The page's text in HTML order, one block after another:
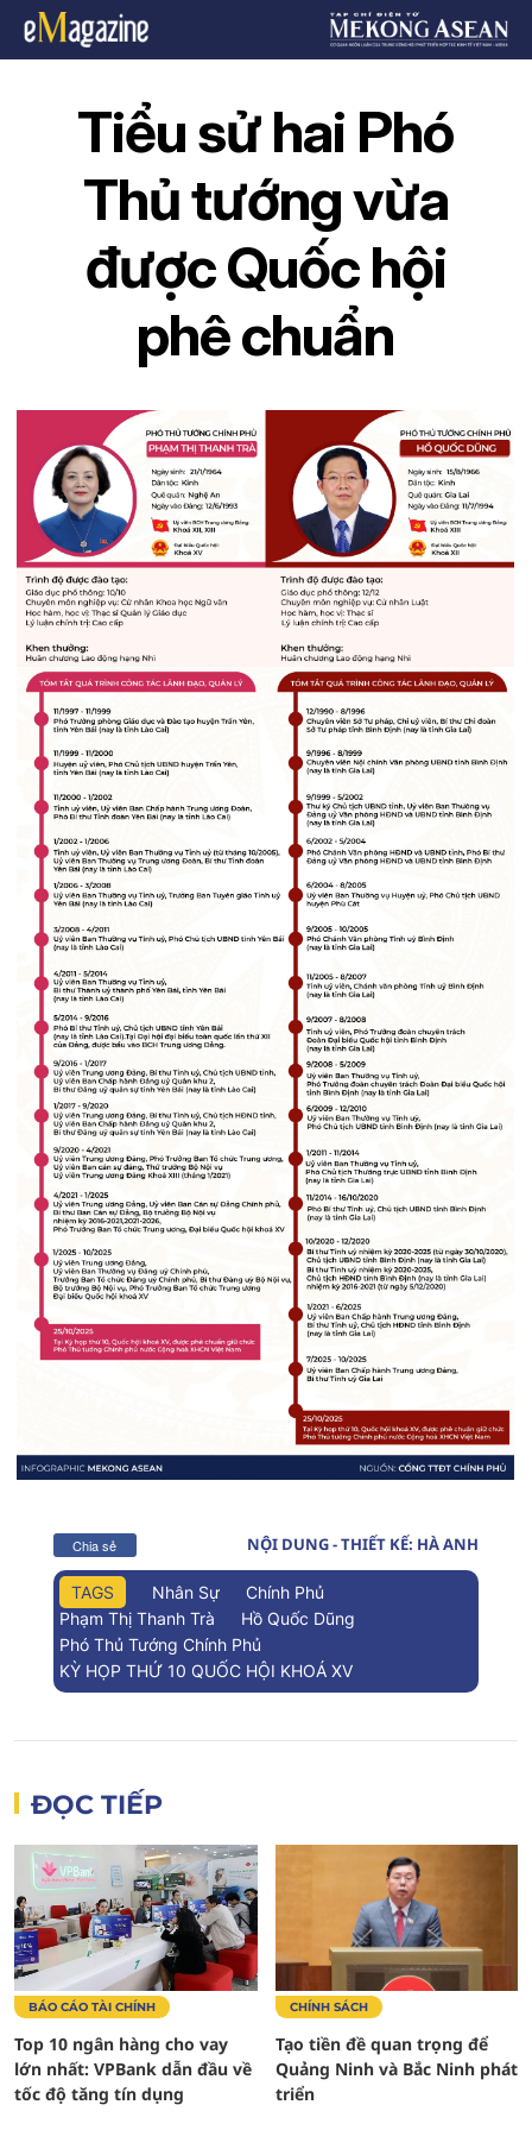
Tiểu sử hai Phó
Thủ tướng vừa
được Quốc hội
phê chuẩn
Chia sẻ NỘI DUNG - THIẾT KẾ: HÀ ANH
TAGS Nhân Sự
Chính Phủ
Phạm Thị Thanh Trà
Hồ Quốc Dũng
Phó Thủ Tướng Chính Phủ
KỲ HỌP THỨ 10 QUỐC HỘI KHOÁ XV
ĐỌC TIẾP
BÁO CÁO TÀI CHÍNH
Top 10 ngân hàng cho vay
lớn nhất: VPBank dẫn đầu về
tốc độ tăng tín dụng
CHÍNH SÁCH
Tạo tiền đề quan trọng để
Quảng Ninh và Bắc Ninh phát
triển